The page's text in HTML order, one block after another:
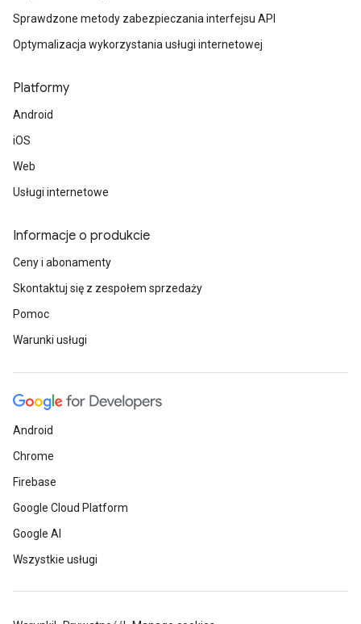
Sprawdzone metody zabezpieczania interfejsu API
Optymalizacja wykorzystania usługi internetowej
Platformy
Android
iOS
Web
Usługi internetowe
Informacje o produkcie
Ceny i abonamenty
Skontaktuj się z zespołem sprzedaży
Pomoc
Warunki usługi
Android
Chrome
Firebase
Google Cloud Platform
Google AI
Wszystkie usługi